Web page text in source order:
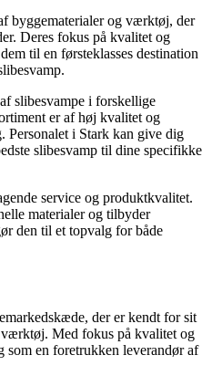
byggematerialer og værktøj, der
Deres fokus på kvalitet og
til en førsteklasses destination
slibesvampe i forskellige
er af høj kvalitet og
Personalet i Stark kan give dig
slibesvamp til dine specifikke
service og produktkvalitet.
materialer og tilbyder
den til et topvalg for både
der er kendt for sit
Med fokus på kvalitet og
som en foretrukken leverandør af